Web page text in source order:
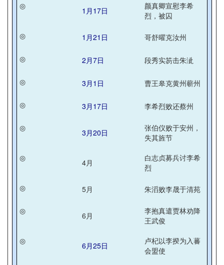
◎ 1月17日
颜真卿宣慰李希
烈，被囚
◎
1月21日 哥舒曜克汝州
◎ 2月7日 段秀实笏击朱泚
◎ 3月1日 曹王皋克黄州蕲州
◎ 3月17日 李希烈败还蔡州
◎ 3月20日
张伯仪败于安州，
失其旌节
◎
4月
白志贞募兵讨李希
烈
◎
5月 朱滔败李晟于清苑
◎ 6月
李抱真遣贾林劝降
王武俊
◎
6月25日
卢杞以李揆为入蕃
会盟使